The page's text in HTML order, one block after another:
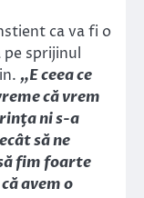
ca va fi o
pe sprijinul
„E ceea ce
că vrem
ni s-a
să ne
fim foarte
avem o